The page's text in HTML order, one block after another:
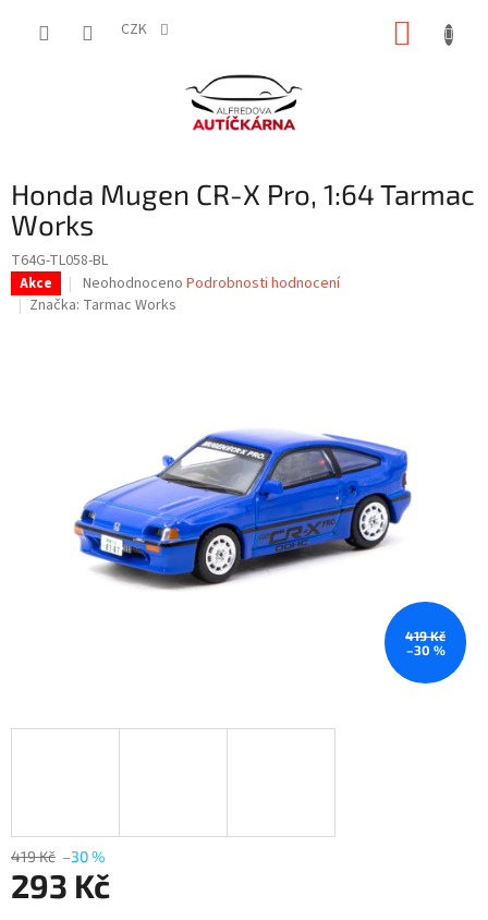
CZK
Honda Mugen CR-X Pro, 1:64 Tarmac
Works
T64G-TL058-BL
Akce
Průměrné
hodnocení
Neohodnoceno Podrobnosti hodnocení
Značka: Tarmac Works
419 Kč
–30 %
419 Kč –30 %
293 Kč